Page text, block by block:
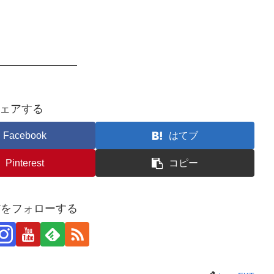
アする
Facebook はてブ
Pinterest コピー
フォローする